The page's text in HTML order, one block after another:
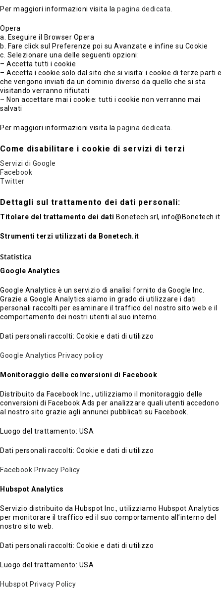
Per maggiori informazioni visita lapagina dedicata.
Opera
a. Eseguire il Browser Opera
b. Fare click sul Preferenze poi su Avanzate e infine su Cookie
c. Selezionare una delle seguenti opzioni:
– Accetta tutti i cookie
– Accetta i cookie solo dal sito che si visita: i cookie di terze parti e
che vengono inviati da un dominio diverso da quello che si sta
visitando verranno rifiutati
– Non accettare mai i cookie: tutti i cookie non verranno mai
salvati
Per maggiori informazioni visita lapagina dedicata.
Come disabilitare i cookie di servizi di terzi
Servizi di Google
Facebook
Twitter
Dettagli sul trattamento dei dati personali:
Titolare del trattamento dei dati Bonetech srl, info@Bonetech.it
Strumenti terzi utilizzati da Bonetech.it
Statistica
Google Analytics
Google Analytics è un servizio di analisi fornito da Google Inc.
Grazie a Google Analytics siamo in grado di utilizzare i dati
personali raccolti per esaminare il traffico del nostro sito web e il
comportamento dei nostri utenti al suo interno.
Dati personali raccolti: Cookie e dati di utilizzo
Google Analytics Privacy policy
Monitoraggio delle conversioni di Facebook
Distribuito da Facebook Inc., utilizziamo il monitoraggio delle
conversioni di Facebook Ads per analizzare quali utenti accedono
al nostro sito grazie agli annunci pubblicati su Facebook.
Luogo del trattamento: USA
Dati personali raccolti: Cookie e dati di utilizzo
Facebook Privacy Policy
Hubspot Analytics
Servizio distribuito da Hubspot Inc., utilizziamo Hubspot Analytics
per monitorare il traffico ed il suo comportamento all’interno del
nostro sito web.
Dati personali raccolti: Cookie e dati di utilizzo
Luogo del trattamento: USA
Hubspot Privacy Policy